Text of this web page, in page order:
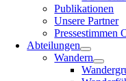
Publikationen
Unsere Partner
Pressestimmen
Abteilungen
Wandern